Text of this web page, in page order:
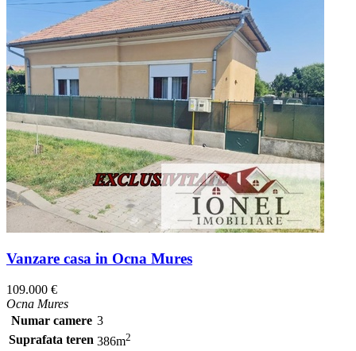
Vanzare casa in Ocna Mures
109.000 €
Ocna Mures
Numar camere 3
Suprafata teren 386m2